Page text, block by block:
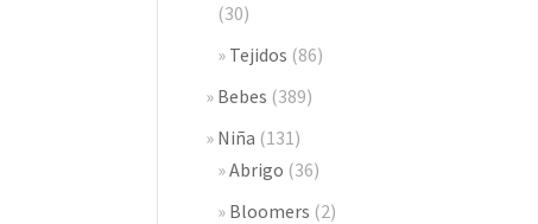
(30)
Tejidos (86)
Bebes (389)
Niña (131)
Abrigo (36)
Bloomers (2)